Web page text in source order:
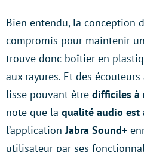
Bien entendu, la conception
compromis pour maintenir
trouve donc boîtier en
aux rayures. Et des
lisse pouvant être difficiles à
note que la qualité audio est
l’applicationJabra Sound+
utilisateur par ses